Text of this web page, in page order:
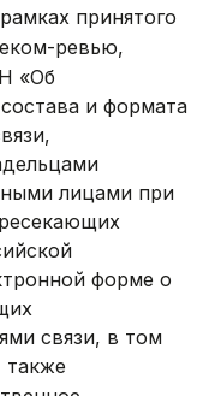
принятого
ревью,
«Об
и формата
лицами при
форме о
связи, в том
также